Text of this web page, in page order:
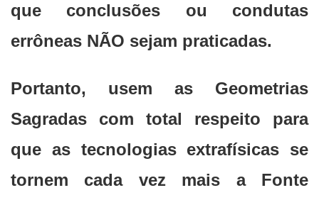
que conclusões ou condutas
errôneas NÃO sejam praticadas.
Portanto, usem as Geometrias
Sagradas com total respeito para
que as tecnologias extrafísicas se
tornem cada vez mais a Fonte